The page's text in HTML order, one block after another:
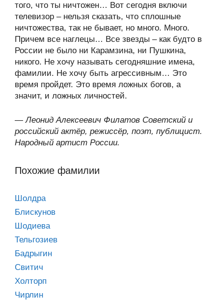
того, что ты ничтожен… Вот сегодня включи
телевизор – нельзя сказать, что сплошные
ничтожества, так не бывает, но много. Много.
Причем все наглецы… Все звезды – как будто в
России не было ни Карамзина, ни Пушкина,
никого. Не хочу называть сегодняшние имена,
фамилии. Не хочу быть агрессивным… Это
время пройдет. Это время ложных богов, а
значит, и ложных личностей.
—Леонид Алексеевич Филатов Советский и
российский актёр, режиссёр, поэт, публицист.
Народный артист России.
Похожие фамилии
Шолдра
Блискунов
Шодиева
Тельгозиев
Бадрыгин
Свитич
Холторп
Чирлин